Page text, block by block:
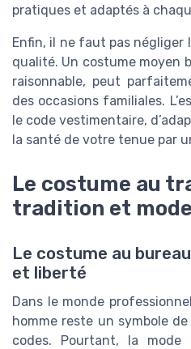
pratiques et adaptés à
Enfin, il ne faut pas négliger
qualité. Un costume moyen
raisonnable, peut
des occasions familiales.
le code vestimentaire,
la santé de votre tenue par
Le costume au
tradition et
Le costume au
et liberté
Dans le monde
homme reste un symbole
codes. Pourtant, la